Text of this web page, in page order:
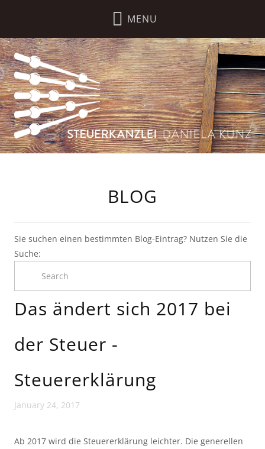
BLOG
Sie suchen einen bestimmten Blog-Eintrag? Nutzen Sie die
Suche:
Das än­dert sich 2017 bei
der Steu­er -
Steuererklärung
January 24, 2017
Ab 2017 wird die Steuererklärung leichter. Die generellen